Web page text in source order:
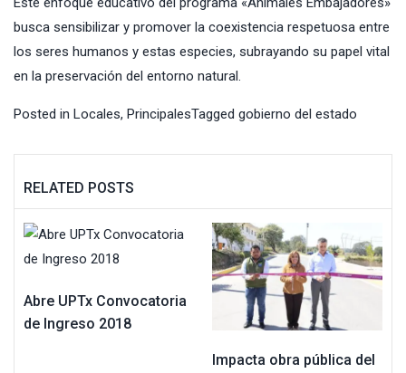
busca sensibilizar y promover la coexistencia respetuosa entre
los seres humanos y estas especies, subrayando su papel vital
en la preservación del entorno natural.
Posted in Locales, PrincipalesTagged gobierno del estado
RELATED POSTS
Abre UPTx Convocatoria
de Ingreso 2018
Impacta obra pública del